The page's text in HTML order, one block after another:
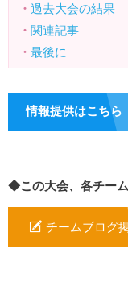
・ 過去大会の結果
・ 関連記事
・ 最後に
情報提供はこちら
◆この大会、各チー
チームブログ